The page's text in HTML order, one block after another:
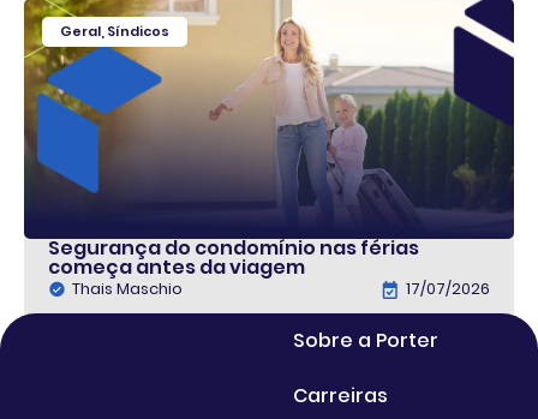
Geral,Síndicos
Segurança do condomínio nas férias
começa antes da viagem
Thais Maschio 17/07/2026
Sobre a Porter
Carreiras